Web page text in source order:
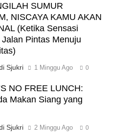
SUMUR
NISCAYA KAMU AKAN
(Ketika Sensasi
Pintas Menuju
Sjukri 1 Minggu Ago 0
NO FREE LUNCH:
Makan Siang yang
Sjukri 2 Minggu Ago 0